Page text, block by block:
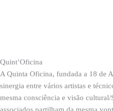
Quint’Oficina
A Quinta Oficina, fundada a 18 de
sinergia entre vários artistas e
mesma consciência e visão
associados partilham da mesma